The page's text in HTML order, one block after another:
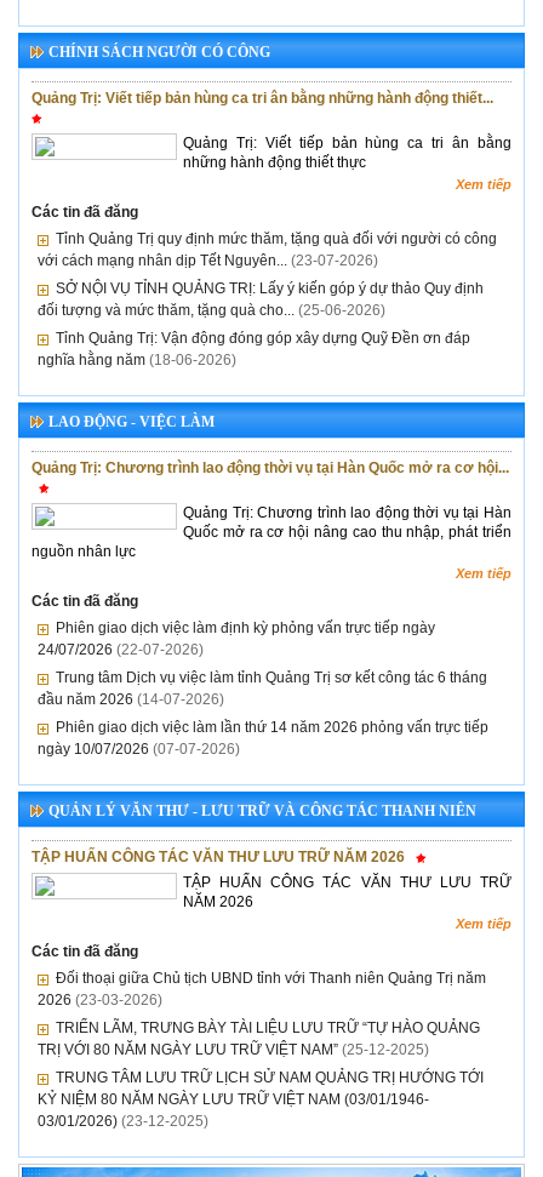
CHÍNH SÁCH NGƯỜI CÓ CÔNG
Quảng Trị: Viết tiếp bản hùng ca tri ân bằng những hành động thiết...
Quảng Trị: Viết tiếp bản hùng ca tri ân bằng
những hành động thiết thực
Xem tiếp
Các tin đã đăng
Tỉnh Quảng Trị quy định mức thăm, tặng quà đối với người có công
với cách mạng nhân dịp Tết Nguyên... (23-07-2026)
SỞ NỘI VỤ TỈNH QUẢNG TRỊ: Lấy ý kiến góp ý dự thảo Quy định
đối tượng và mức thăm, tặng quà cho... (25-06-2026)
Tỉnh Quảng Trị: Vận động đóng góp xây dựng Quỹ Đền ơn đáp
nghĩa hằng năm (18-06-2026)
LAO ĐỘNG - VIỆC LÀM
Quảng Trị: Chương trình lao động thời vụ tại Hàn Quốc mở ra cơ hội...
Quảng Trị: Chương trình lao động thời vụ tại Hàn
Quốc mở ra cơ hội nâng cao thu nhập, phát triển
nguồn nhân lực
Xem tiếp
Các tin đã đăng
Phiên giao dịch việc làm định kỳ phỏng vấn trực tiếp ngày
24/07/2026 (22-07-2026)
Trung tâm Dịch vụ việc làm tỉnh Quảng Trị sơ kết công tác 6 tháng
đầu năm 2026 (14-07-2026)
Phiên giao dịch việc làm lần thứ 14 năm 2026 phỏng vấn trực tiếp
ngày 10/07/2026 (07-07-2026)
QUẢN LÝ VĂN THƯ - LƯU TRỮ VÀ CÔNG TÁC THANH NIÊN
TẬP HUẤN CÔNG TÁC VĂN THƯ LƯU TRỮ NĂM 2026
TẬP HUẤN CÔNG TÁC VĂN THƯ LƯU TRỮ
NĂM 2026
Xem tiếp
Các tin đã đăng
Đối thoại giữa Chủ tịch UBND tỉnh với Thanh niên Quảng Trị năm
2026 (23-03-2026)
TRIỂN LÃM, TRƯNG BÀY TÀI LIỆU LƯU TRỮ “TỰ HÀO QUẢNG
TRỊ VỚI 80 NĂM NGÀY LƯU TRỮ VIỆT NAM” (25-12-2025)
TRUNG TÂM LƯU TRỮ LỊCH SỬ NAM QUẢNG TRỊ HƯỚNG TỚI
KỶ NIỆM 80 NĂM NGÀY LƯU TRỮ VIỆT NAM (03/01/1946-
03/01/2026) (23-12-2025)